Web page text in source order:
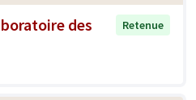
des
Retenue